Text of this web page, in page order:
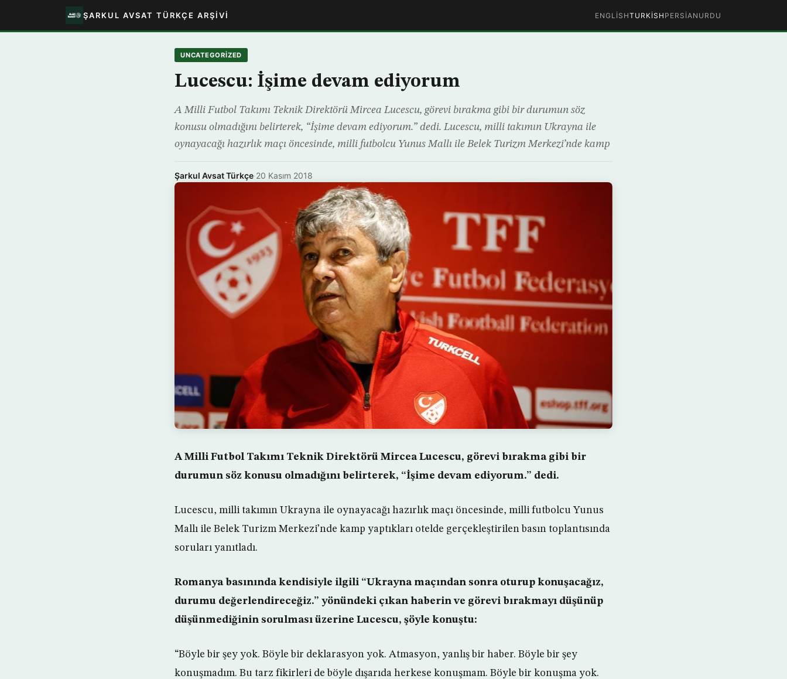
ŞARKUL AVSAT TÜRKÇE ARŞIVI ENGLISHTURKISH PERSIAN URDU
UNCATEGORIZED
Lucescu: İşime devam ediyorum
A Milli Futbol Takımı Teknik Direktörü Mircea Lucescu, görevi bırakma gibi bir durumun söz
konusu olmadığını belirterek, “İşime devam ediyorum.” dedi. Lucescu, milli takımın Ukrayna ile
oynayacağı hazırlık maçı öncesinde, milli futbolcu Yunus Mallı ile Belek Turizm Merkezi’nde kamp
Şarkul Avsat Türkçe·20 Kasım 2018
A Milli Futbol Takımı Teknik Direktörü Mircea Lucescu, görevi bırakma gibi bir
durumun söz konusu olmadığını belirterek, “İşime devam ediyorum.” dedi.
Lucescu, milli takımın Ukrayna ile oynayacağı hazırlık maçı öncesinde, milli futbolcu Yunus
Mallı ile Belek Turizm Merkezi’nde kamp yaptıkları otelde gerçekleştirilen basın toplantısında
soruları yanıtladı.
Romanya basınında kendisiyle ilgili “Ukrayna maçından sonra oturup konuşacağız,
durumu değerlendireceğiz.” yönündeki çıkan haberin ve görevi bırakmayı düşünüp
düşünmediğinin sorulması üzerine Lucescu, şöyle konuştu:
“Böyle bir şey yok. Böyle bir deklarasyon yok. Atmasyon, yanlış bir haber. Böyle bir şey
konuşmadım. Bu tarz fikirleri de böyle dışarıda herkese konuşmam. Böyle bir konuşma yok.